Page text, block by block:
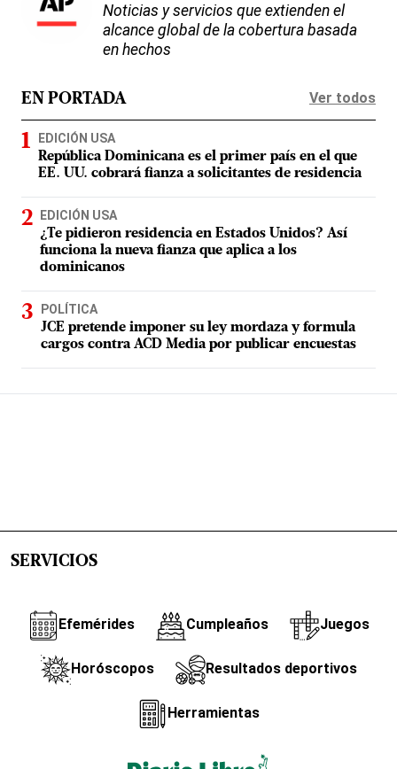
Noticias y servicios que extienden el
alcance global de la cobertura basada
en hechos
EN PORTADA Ver todos
EDICIÓN USA
República Dominicana es el primer país en el que
EE. UU. cobrará fianza a solicitantes de residencia
EDICIÓN USA
¿Te pidieron residencia en Estados Unidos? Así
funciona la nueva fianza que aplica a los
dominicanos
POLÍTICA
JCE pretende imponer su ley mordaza y formula
cargos contra ACD Media por publicar encuestas
SERVICIOS
Efemérides Cumpleaños Juegos
Horóscopos Resultados deportivos
Herramientas